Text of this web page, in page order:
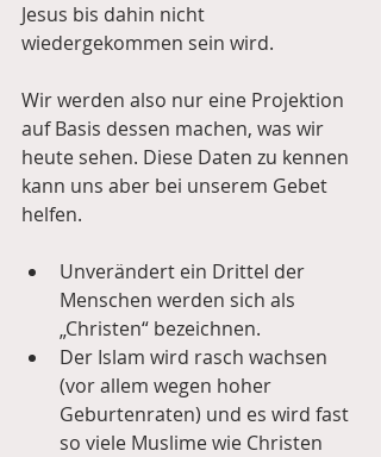
Jesus bis dahin nicht
wiedergekommen sein wird.
Wir werden also nur eine Projektion
auf Basis dessen machen, was wir
heute sehen. Diese Daten zu kennen
kann uns aber bei unserem Gebet
helfen.
Unverändert ein Drittel der
Menschen werden sich als
„Christen“ bezeichnen.
Der Islam wird rasch wachsen
(vor allem wegen hoher
Geburtenraten) und es wird fast
so viele Muslime wie Christen